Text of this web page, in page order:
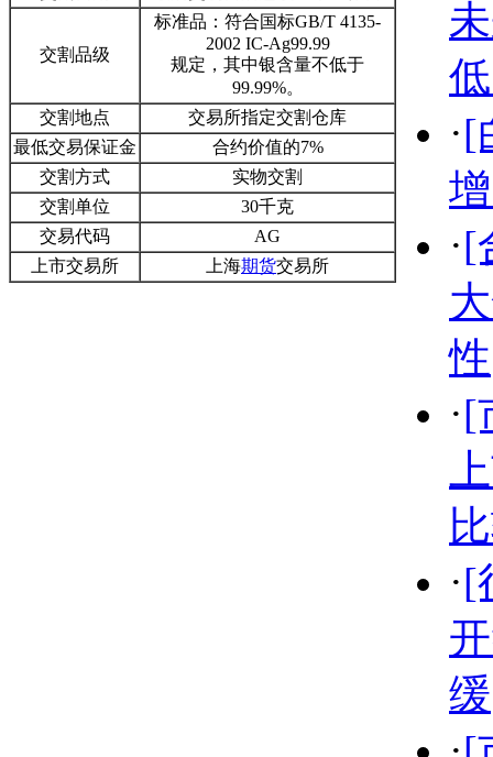
交割品级
标准品：符合国标GB/T 4135-
2002 IC-Ag99.99
规定，其中银含量不低于
99.99%。
交割地点
交易所指定交割仓库
最低交易保证金
合约价值的7%
交割方式
实物交割
交割单位
30千克
交易代码
AG
上市交易所
上海期货交易所
·[
·[
性
·[
·[
缓